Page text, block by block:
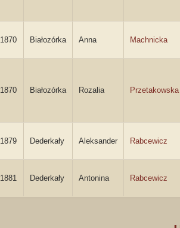
1870 Białozórka Anna Machnicka
1870 Białozórka Rozalia Przetakowska
1879 Dederkały Aleksander Rabcewicz
1881 Dederkały Antonina Rabcewicz